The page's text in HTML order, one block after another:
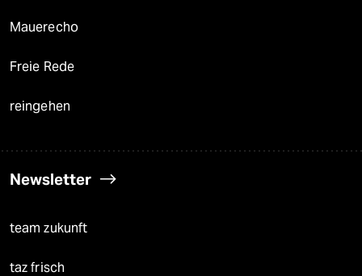
Mauerecho
Freie Rede
reingehen
Newsletter
team zukunft
taz frisch